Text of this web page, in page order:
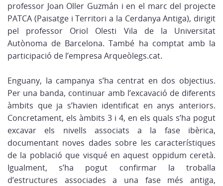
professor Joan Oller Guzmán i en el marc del projecte
PATCA (Paisatge i Territori a la Cerdanya Antiga), dirigit
pel professor Oriol Olesti Vila de la Universitat
Autònoma de Barcelona. També ha comptat amb la
participació de l’empresa Arqueòlegs.cat.
Enguany, la campanya s’ha centrat en dos objectius.
Per una banda, continuar amb l’excavació de diferents
àmbits que ja s’havien identificat en anys anteriors.
Concretament, els àmbits 3 i 4, en els quals s’ha pogut
excavar els nivells associats a la fase ibèrica,
documentant noves dades sobre les característiques
de la població que visqué en aquest oppidum ceretà.
Igualment, s’ha pogut confirmar la troballa
d’estructures associades a una fase més antiga,